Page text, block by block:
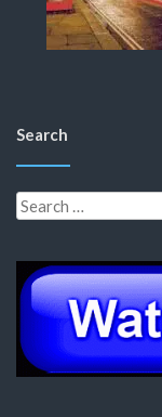
Search